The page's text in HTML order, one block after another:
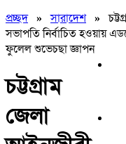
প্রচ্ছদ»সারাদেশ»
সভাপতি নির্বাচিত হওয়ায়
ফুলেল শুভেচছা জ্ঞাপন
চট্টগ্রাম
জেলা